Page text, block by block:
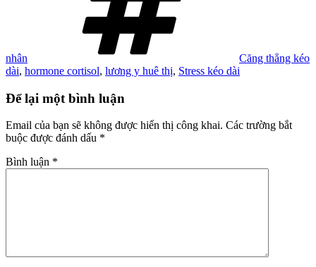
nhân
Căng thẳng kéo
dài, hormone cortisol, lương y huê thị, Stress kéo dài
Để lại một bình luận
Email của bạn sẽ không được hiển thị công khai. Các trường bắt
buộc được đánh dấu *
Bình luận *